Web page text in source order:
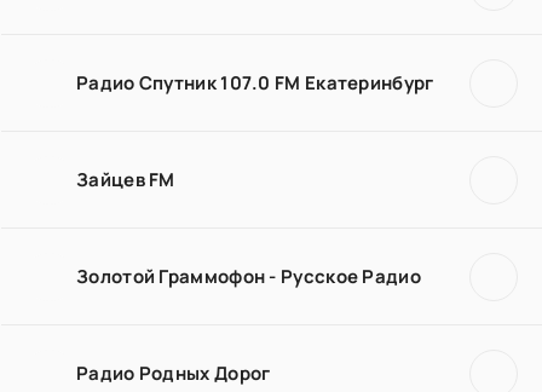
Радио Спутник 107.0 FM Екатеринбург
Зайцев FM
Золотой Граммофон - Русское Радио
Радио Родных Дорог